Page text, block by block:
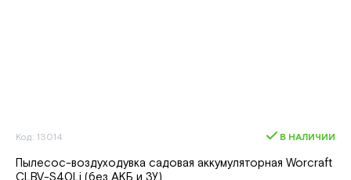
Код: 13014 В НАЛИЧИИ
Пылесос-воздуходувка садовая аккумуляторная Worcraft